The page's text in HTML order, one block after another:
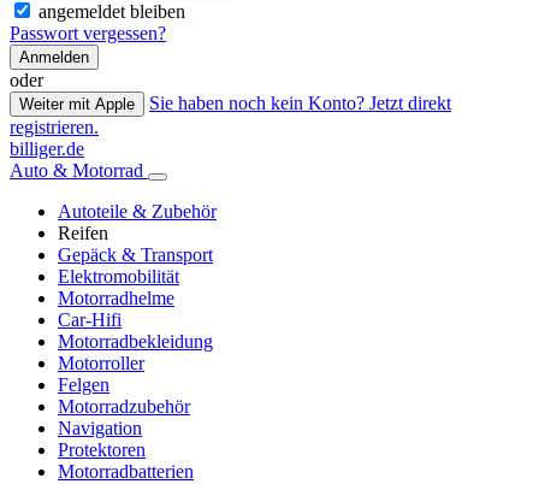
angemeldet bleiben
Passwort vergessen?
Anmelden
oder
Weiter mit Apple
Sie haben noch kein Konto? Jetzt direkt
registrieren.
billiger.de
Auto & Motorrad
Autoteile & Zubehör
Reifen
Gepäck & Transport
Elektromobilität
Motorradhelme
Car-Hifi
Motorradbekleidung
Motorroller
Felgen
Motorradzubehör
Navigation
Protektoren
Motorradbatterien